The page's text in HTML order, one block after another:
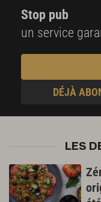
Stop pub
un service
DÉJÀ
LES